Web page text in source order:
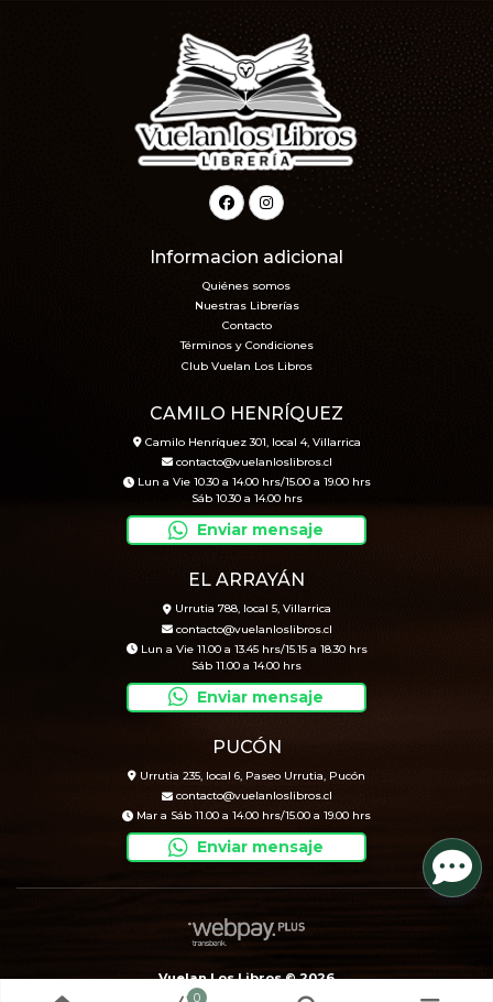
Informacion adicional
Quiénes somos
Nuestras Librerías
Contacto
Términos y Condiciones
Club Vuelan Los Libros
CAMILO HENRÍQUEZ
Camilo Henríquez 301, local 4, Villarrica
contacto@vuelanloslibros.cl
Lun a Vie 10.30 a 14.00 hrs/15.00 a 19.00 hrs
Sáb 10.30 a 14.00 hrs
Enviar mensaje
EL ARRAYÁN
Urrutia 788, local 5, Villarrica
contacto@vuelanloslibros.cl
Lun a Vie 11.00 a 13.45 hrs/15.15 a 18.30 hrs
Sáb 11.00 a 14.00 hrs
Enviar mensaje
PUCÓN
Urrutia 235, local 6, Paseo Urrutia, Pucón
contacto@vuelanloslibros.cl
Mar a Sáb 11.00 a 14.00 hrs/15.00 a 19.00 hrs
Enviar mensaje
Vuelan Los Libros © 2026
0